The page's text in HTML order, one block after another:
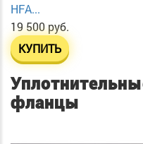
HFA...
19 500 руб.
КУПИТЬ
фланцы